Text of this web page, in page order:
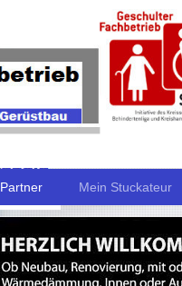
Partner Mein Stuckateur